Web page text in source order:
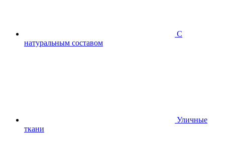
С
натуральным составом
Уличные
ткани